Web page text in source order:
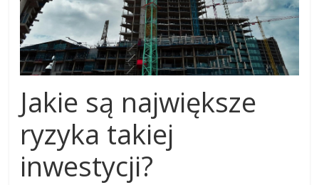
Jakie są największe
ryzyka takiej
inwestycji?